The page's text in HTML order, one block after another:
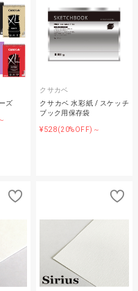
ズ
クサカベ
クサカベ 水彩紙 / スケッチ
ブック用保存袋
¥528(20%OFF)～